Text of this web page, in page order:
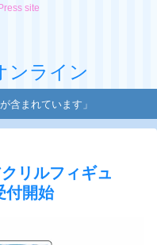
site
ンライン
含まれています」
リルフィギュ
付開始